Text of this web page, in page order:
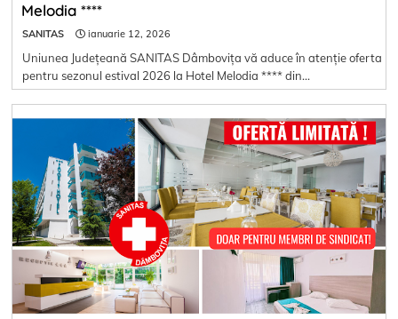
Melodia ****
SANITAS ianuarie 12, 2026
Uniunea Județeană SANITAS Dâmbovița vă aduce în atenție oferta
pentru sezonul estival 2026 la Hotel Melodia **** din…